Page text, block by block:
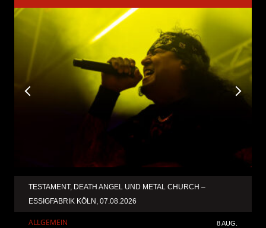
TESTAMENT, DEATH ANGEL UND METAL CHURCH –
ESSIGFABRIK KÖLN, 07.08.2026
ALLGEMEIN 8 AUG.